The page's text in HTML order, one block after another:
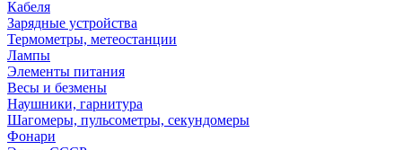
Кабеля
Зарядные устройства
Термометры, метеостанции
Лампы
Элементы питания
Весы и безмены
Наушники, гарнитура
Шагомеры, пульсометры, секундомеры
Фонари